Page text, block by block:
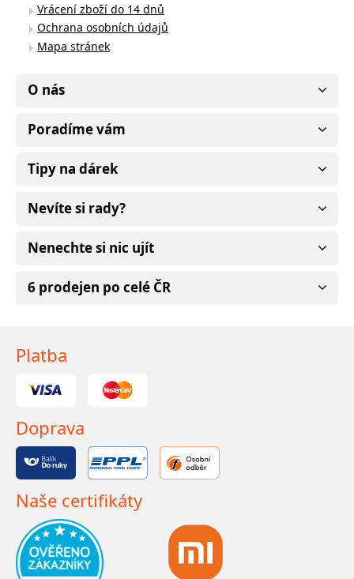
Vrácení zboží do 14 dnů
Ochrana osobních údajů
Mapa stránek
O nás
Poradíme vám
Tipy na dárek
Nevíte si rady?
Nenechte si nic ujít
6 prodejen po celé ČR
Platba
Doprava
Naše certifikáty